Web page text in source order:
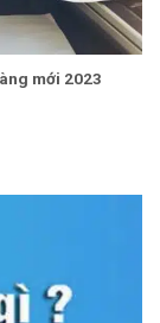
mới 2023